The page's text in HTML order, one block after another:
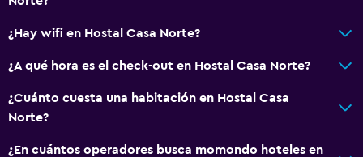
¿Hay wifi en Hostal Casa Norte?
¿A qué hora es el check-out en Hostal Casa Norte?
¿Cuánto cuesta una habitación en Hostal Casa
Norte?
¿En cuántos operadores busca momondo hoteles en